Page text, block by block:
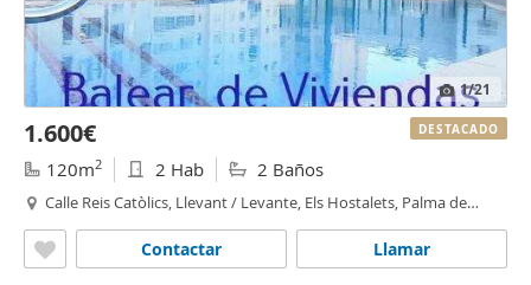
1/21
1.600€
120m2 2 Hab 2 Baños
Calle Reis Catòlics, Llevant / Levante, Els Hostalets, Palma de
Llamar
Contactar
DESTACADO